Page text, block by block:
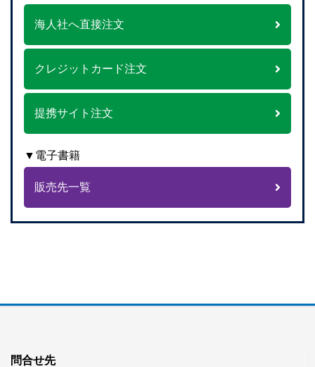
海人社へ直接注文
クレジットカード注文
提携サイト注文
▼電子書籍
販売先一覧
問合せ先